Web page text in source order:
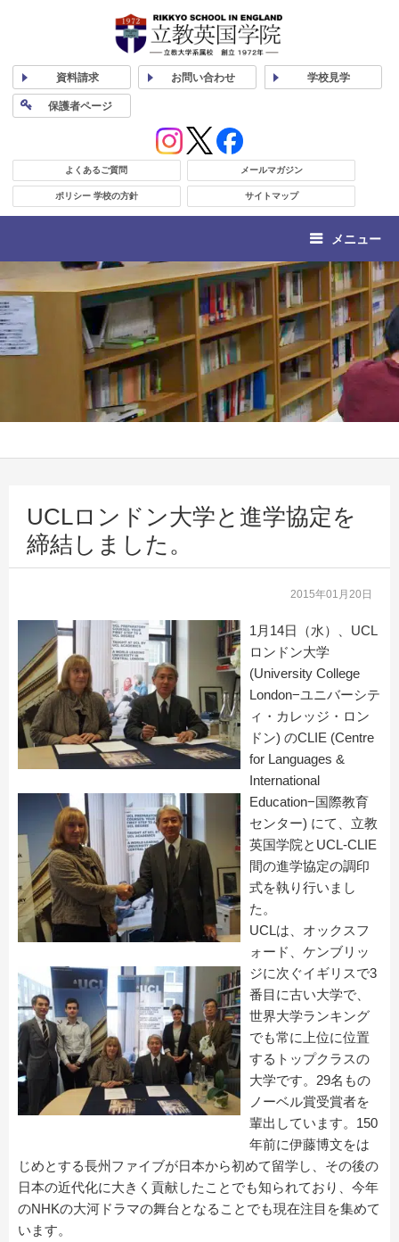
資料請求 お問い合わせ 学校見学
保護者ページ
よくあるご質問 メールマガジン
ポリシー 学校の方針 サイトマップ
メニュー
UCLロンドン大学と進学協定を
締結しました。
2015年01月20日
1月14日（水）、UCL
ロンドン大学
(University College
London−ユニバーシテ
ィ・カレッジ・ロン
ドン) のCLIE (Centre
for Languages &
International
Education−国際教育
センター) にて、立教
英国学院とUCL-CLIE
間の進学協定の調印
式を執り行いまし
た。
UCLは、オックスフ
ォード、ケンブリッ
ジに次ぐイギリスで3
番目に古い大学で、
世界大学ランキング
でも常に上位に位置
するトップクラスの
大学です。29名もの
ノーベル賞受賞者を
輩出しています。150
年前に伊藤博文をは
じめとする長州ファイブが日本から初めて留学し、その後の
日本の近代化に大きく貢献したことでも知られており、今年
のNHKの大河ドラマの舞台となることでも現在注目を集めて
います。